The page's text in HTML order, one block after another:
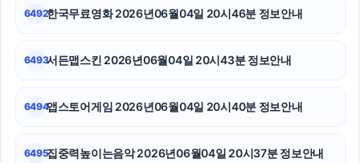
6492한국무료영화 2026년06월04일 20시46분 정보안내
6493서든맵스킨 2026년06월04일 20시43분 정보안내
6494앱스토어게임 2026년06월04일 20시40분 정보안내
6495집중력높이는음악 2026년06월04일 20시37분 정보안내